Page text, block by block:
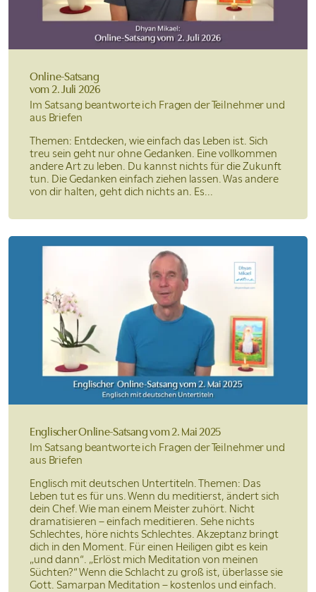
Online-Satsang
vom 2. Juli 2026
Im Satsang beantworte ich Fragen der Teilnehmer und
aus Briefen
Themen: Entdecken, wie einfach das Leben ist. Sich
treu sein geht nur ohne Gedanken. Eine vollkommen
andere Art zu leben. Du kannst nichts für die Zukunft
tun. Die Gedanken einfach ziehen lassen. Was andere
von dir halten, geht dich nichts an. Es...
Englischer Online-Satsangvom 2. Mai 2025
Im Satsang beantworte ich Fragen der Teilnehmer und
aus Briefen
Englisch mit deutschen Untertiteln. Themen: Das
Leben tut es für uns. Wenn du meditierst, ändert sich
dein Chef. Wie man einem Meister zuhört. Nicht
dramatisieren – einfach meditieren. Sehe nichts
Schlechtes, höre nichts Schlechtes. Akzeptanz bringt
dich in den Moment. Für einen Heiligen gibt es kein
„und dann“. „Erlöst mich Meditation von meinen
Süchten?“ Wenn die Schlacht zu groß ist, überlasse sie
Gott. Samarpan Meditation – kostenlos und einfach.